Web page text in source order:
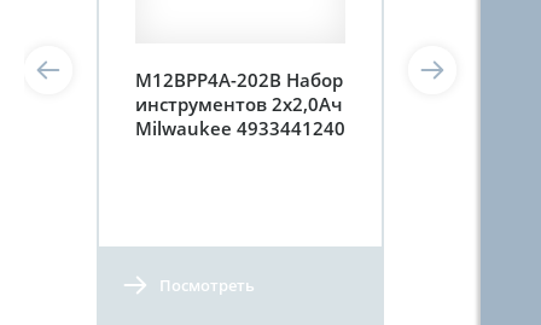
M12BPP4A-202B Набор
инструментов 2х2,0Ач
Milwaukee 4933441240
Посмотреть